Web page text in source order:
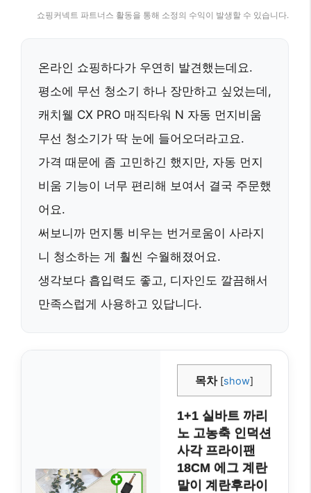
쇼핑커넥트 파트너스 활동을 통해 소정의 수익이 발생할 수 있습니다.
온라인 쇼핑하다가 우연히 발견했는데요.
평소에 무선 청소기 하나 장만하고 싶었는데,
캐치웰 CX PRO 매직타워 N 자동 먼지비움
무선 청소기가 딱 눈에 들어오더라고요.
가격 때문에 좀 고민하긴 했지만, 자동 먼지
비움 기능이 너무 편리해 보여서 결국 주문했
어요.
써보니까 먼지통 비우는 번거로움이 사라지
니 청소하는 게 훨씬 수월해졌어요.
생각보다 흡입력도 좋고, 디자인도 깔끔해서
만족스럽게 사용하고 있답니다.
목차 [show]
1+1 실바트 까리
노 고농축 인덕션
사각 프라이팬
18CM 에그 계란
말이 계란후라이